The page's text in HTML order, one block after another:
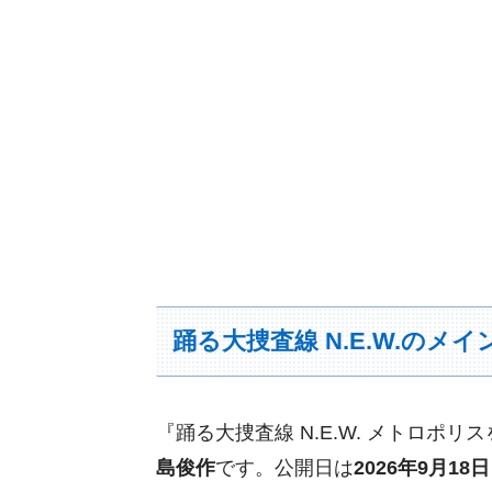
踊る大捜査線 N.E.W.のメイ
『踊る大捜査線 N.E.W. メトロポリ
島俊作です。公開日は2026年9月18